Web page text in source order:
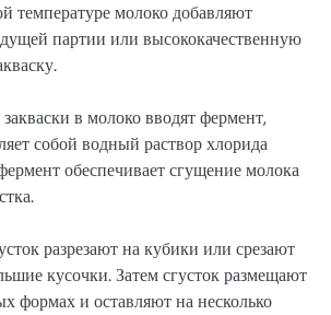
температуре молоко добавляют
партии или высококачественную
в молоко вводят фермент,
собой водный раствор хлорида
обеспечивает сгущение молока
разрезают на кубики или срезают
кусочки. Затем сгусток размещают
формах и оставляют на несколько